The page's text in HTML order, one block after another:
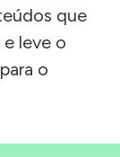
que
leve o
o